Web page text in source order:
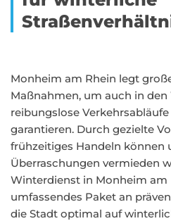
Monheim am Rhein legt
Maßnahmen, um auch in
reibungslose
garantieren. Durch gezielte
frühzeitiges Handeln können
Überraschungen vermieden
Winterdienst in Monheim am
umfassendes Paket an
die Stadt optimal auf